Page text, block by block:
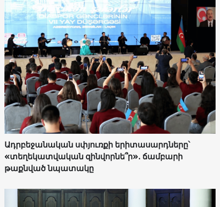
Ադրբեջանական սփյուռքի երիտասարդները՝
«տեղեկատվական զինվորնե՞ր»․ ճամբարի
թաքնված նպատակը